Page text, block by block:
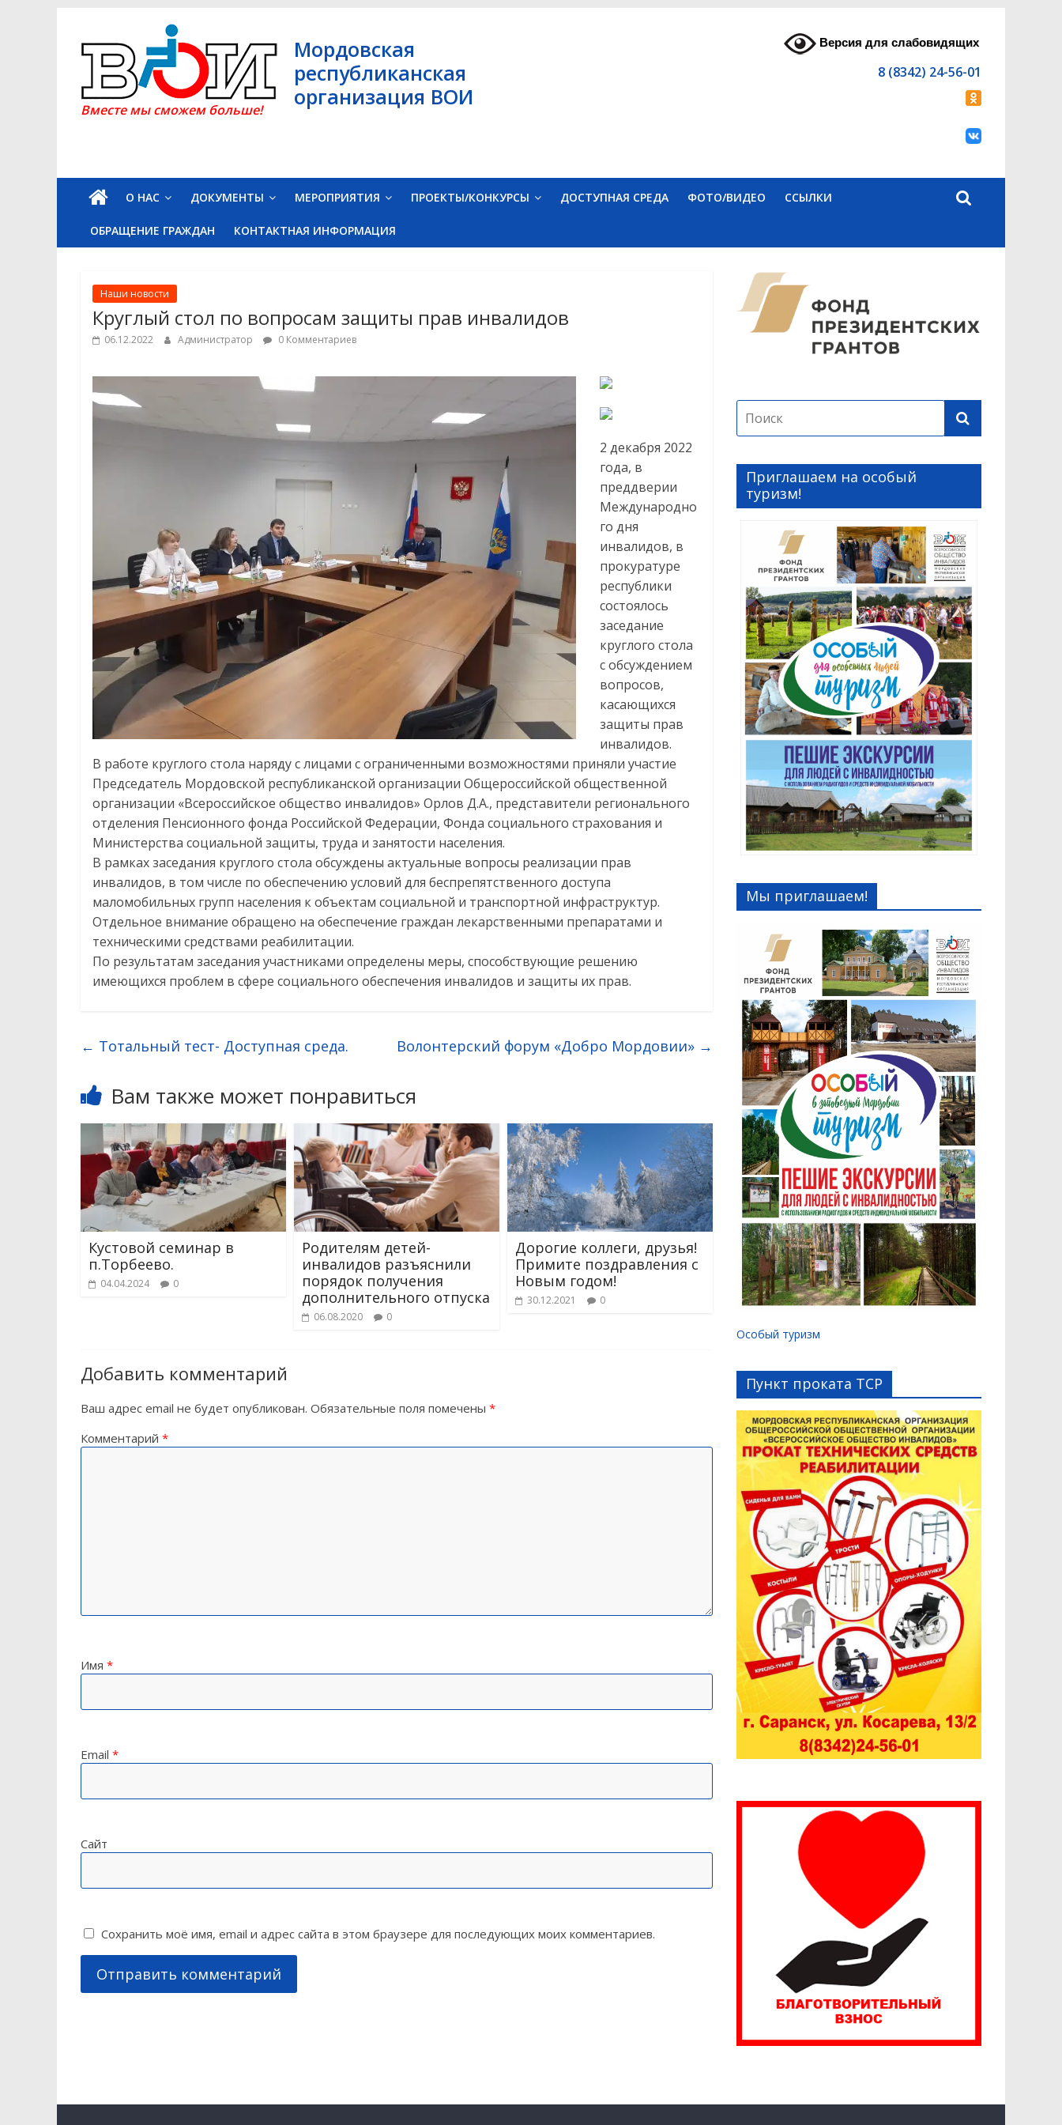
content
Вместе мы сможем больше!
Мордовская
республиканская
организация ВОИ
Версия для слабовидящих
8 (8342) 24-56-01
О НАС ДОКУМЕНТЫ МЕРОПРИЯТИЯ ПРОЕКТЫ/КОНКУРСЫ ДОСТУПНАЯ СРЕДА ФОТО/ВИДЕО ССЫЛКИ
ОБРАЩЕНИЕ ГРАЖДАН КОНТАКТНАЯ ИНФОРМАЦИЯ
Наши новости
Круглый стол по вопросам защиты прав инвалидов
06.12.2022 Администратор 0 Комментариев
2 декабря 2022
года, в
преддверии
Международно
го дня
инвалидов, в
прокуратуре
республики
состоялось
заседание
круглого стола
с обсуждением
вопросов,
касающихся
защиты прав
инвалидов.
В работе круглого стола наряду с лицами с ограниченными возможностями приняли участие
Председатель Мордовской республиканской организации Общероссийской общественной
организации «Всероссийское общество инвалидов» Орлов Д.А., представители регионального
отделения Пенсионного фонда Российской Федерации, Фонда социального страхования и
Министерства социальной защиты, труда и занятости населения.
В рамках заседания круглого стола обсуждены актуальные вопросы реализации прав
инвалидов, в том числе по обеспечению условий для беспрепятственного доступа
маломобильных групп населения к объектам социальной и транспортной инфраструктур.
Отдельное внимание обращено на обеспечение граждан лекарственными препаратами и
техническими средствами реабилитации.
По результатам заседания участниками определены меры, способствующие решению
имеющихся проблем в сфере социального обеспечения инвалидов и защиты их прав.
← Тотальный тест- Доступная среда. Волонтерский форум «Добро Мордовии» →
Вам также может понравиться
Кустовой семинар в
п.Торбеево.
04.04.2024 0
Родителям детей-
инвалидов разъяснили
порядок получения
дополнительного отпуска
06.08.2020 0
Дорогие коллеги, друзья!
Примите поздравления с
Новым годом!
30.12.2021 0
Добавить комментарий
Ваш адрес email не будет опубликован. Обязательные поля помечены *
Комментарий *
Имя *
Email *
Сайт
Сохранить моё имя, email и адрес сайта в этом браузере для последующих моих комментариев.
Приглашаем на особый
туризм!
Мы приглашаем!
Особый туризм
Пункт проката ТСР